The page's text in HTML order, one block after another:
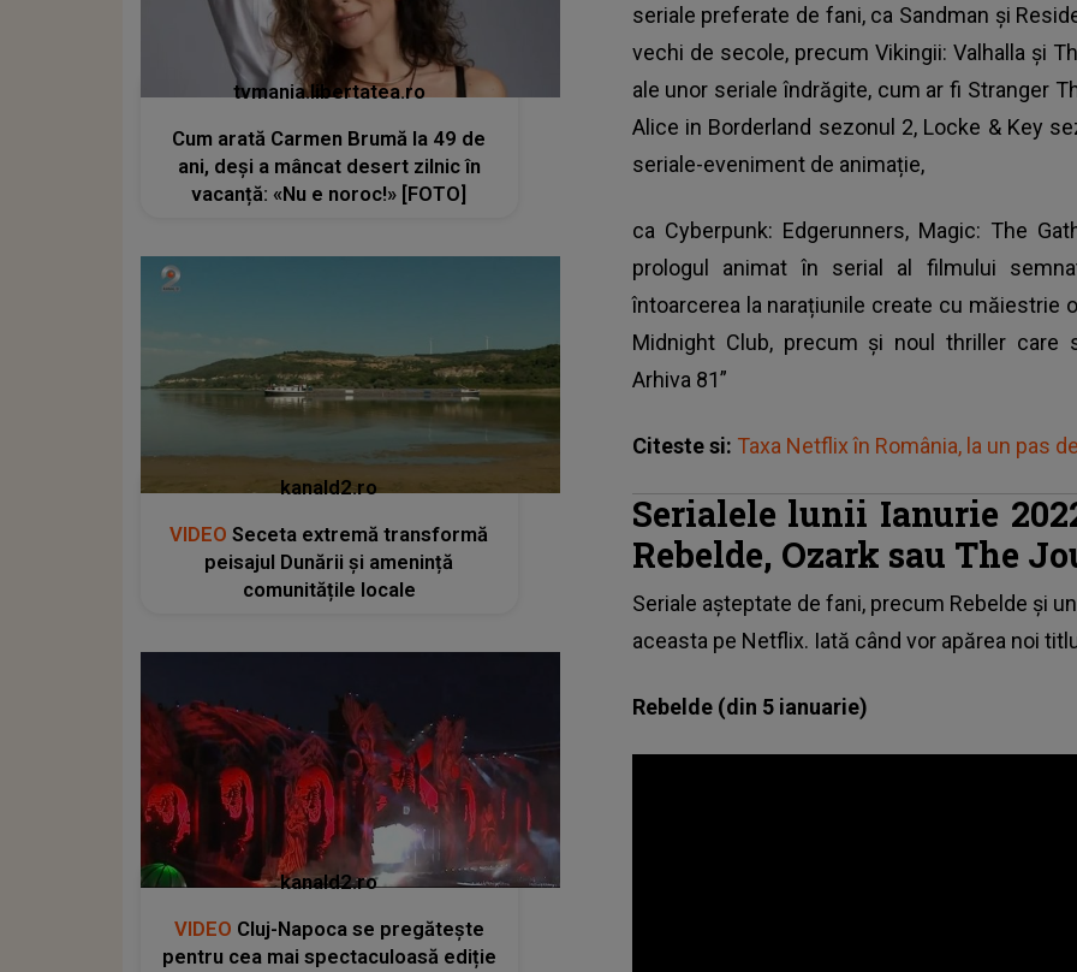
seriale preferate de fani, ca Sandman și
vechi de secole, precum Vikingii: Valhalla și
ale unor seriale îndrăgite, cum ar fi Stranger
Alice in Borderland sezonul 2, Locke & Key
seriale-eveniment de animație,
ca Cyberpunk: Edgerunners, Magic: The
prologul animat în serial al filmului
întoarcerea la narațiunile create cu măiestrie
Midnight Club, precum și noul thriller care
Arhiva 81”
Citeste si: Taxa Netflix în România, la un pas
Serialele lunii Ianurie
Rebelde, Ozark sau The
Seriale așteptate de fani, precum Rebelde și
aceasta pe Netflix. Iată când vor apărea noi
Rebelde (din 5 ianuarie)
tvmania.libertatea.ro
Cum arată Carmen Brumă la 49 de
ani, deși a mâncat desert zilnic în
vacanță: «Nu e noroc!» [FOTO]
kanald2.ro
VIDEO Seceta extremă transformă
peisajul Dunării și amenință
comunitățile locale
kanald2.ro
VIDEO Cluj-Napoca se pregătește
pentru cea mai spectaculoasă ediție